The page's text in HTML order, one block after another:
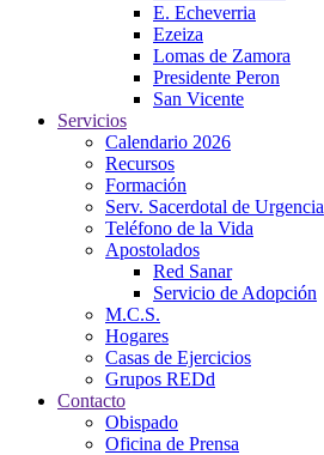
E. Echeverria
Ezeiza
Lomas de Zamora
Presidente Peron
San Vicente
Servicios
Calendario 2026
Recursos
Formación
Serv. Sacerdotal de Urgencia
Teléfono de la Vida
Apostolados
Red Sanar
Servicio de Adopción
M.C.S.
Hogares
Casas de Ejercicios
Grupos REDd
Contacto
Obispado
Oficina de Prensa